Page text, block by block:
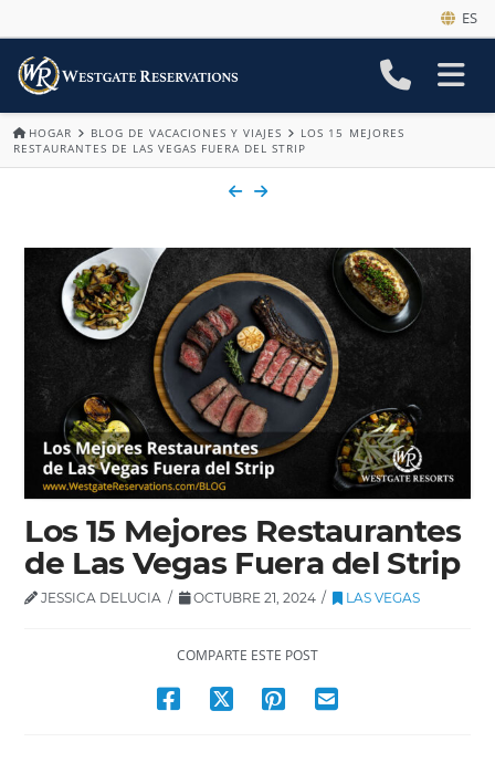
ES
HOGAR BLOG DE VACACIONES Y VIAJES
LOS 15 MEJORES
RESTAURANTES DE LAS VEGAS FUERA DEL STRIP
Los 15 Mejores Restaurantes
de Las Vegas Fuera del Strip
JESSICA DELUCIA OCTUBRE 21, 2024 LAS VEGAS
COMPARTE ESTE POST